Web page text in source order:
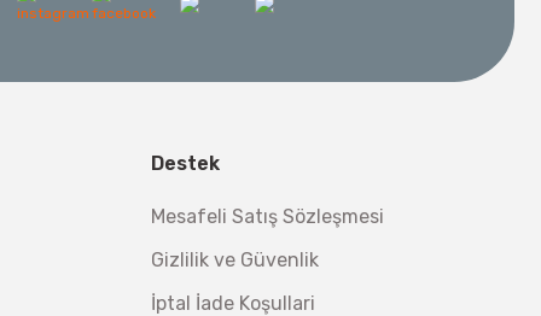
Destek
Mesafeli Satış Sözleşmesi
Gizlilik ve Güvenlik
İptal İade Koşullari